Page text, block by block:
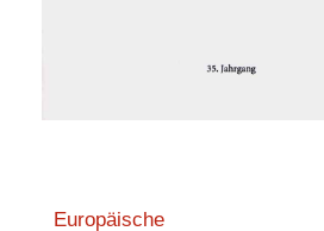
Europäische